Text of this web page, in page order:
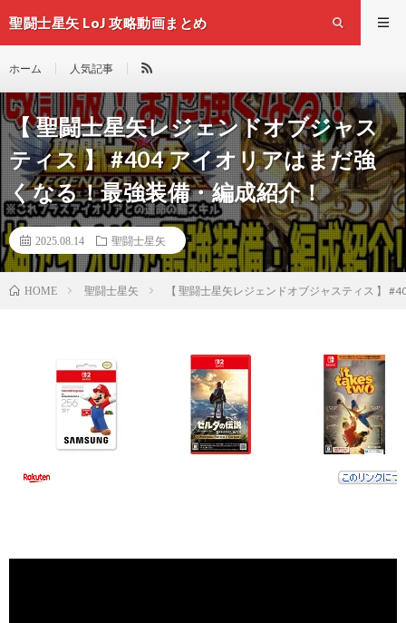
聖闘士星矢 LoJ 攻略動画まとめ
ホーム 人気記事
【 聖闘士星矢レジェンドオブジャス
ティス 】 #404 アイオリアはまだ強
くなる！最強装備・編成紹介！
2025.08.14 聖闘士星矢
HOME 聖闘士星矢 【 聖闘士星矢レジェンドオブジャスティス 】